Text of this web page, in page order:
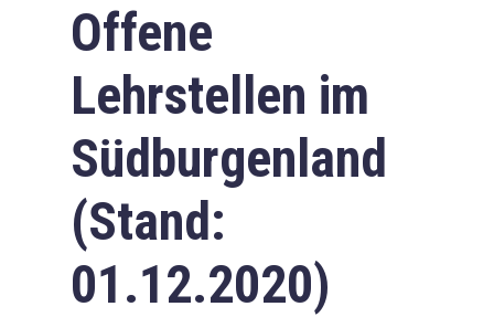
Offene
Lehrstellen im
Südburgenland
(Stand:
01.12.2020)